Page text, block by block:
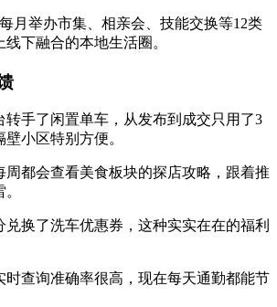
月举办市集、相亲会、技能交换等12类
下融合的本地生活圈。
转手了闲置单车，从发布到成交只用了3
小区特别方便。
周都会查看美食板块的探店攻略，跟着推
兑换了洗车优惠券，这种实实在在的福利
时查询准确率很高，现在每天通勤都能节